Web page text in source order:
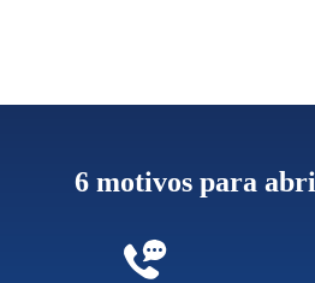
6 motivos para